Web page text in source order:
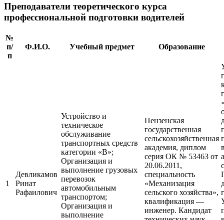
Преподаватели теоретического курса
профессиональной подготовки водителей
№
п/
п
Ф.И.О. Учебный предмет Образование
1
Девликамов
Ринат
Рафаилович
Устройство и
техническое
обслуживание
транспортных средств
категории «В»;
Организация и
выполнение грузовых
перевозок
автомобильным
транспортом;
Организация и
выполнение
Пензенская
государственная
сельскохозяйственная
академия, диплом
серия ОК № 53463 от
20.06.2011,
специальность
«Механизация
сельского хозяйства»,
квалификация —
инженер. Кандидат